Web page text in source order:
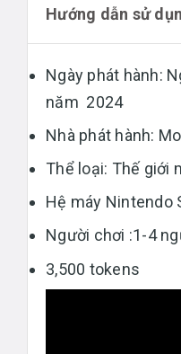
Hướng dẫn sử
Ngày phát hành:
năm 2024
Nhà phát hành:
Thể loại: Thế giới
Hệ máy Nintendo
Người chơi :1-4
3,500 tokens